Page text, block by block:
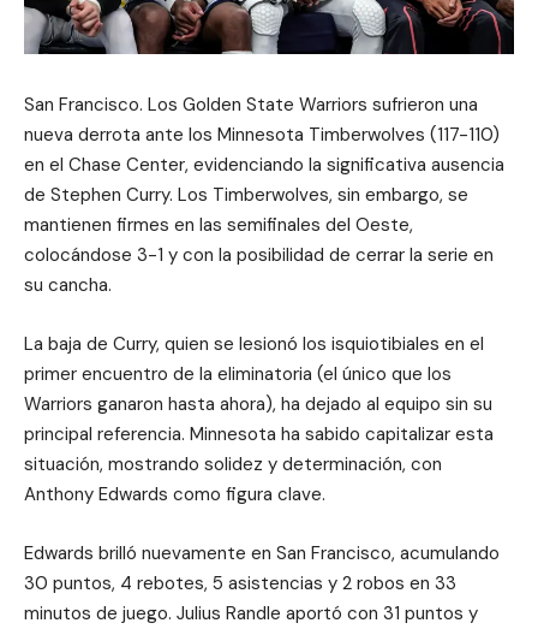
San Francisco. Los Golden State Warriors sufrieron una
nueva derrota ante los Minnesota Timberwolves (117-110)
en el Chase Center, evidenciando la significativa ausencia
de Stephen Curry. Los Timberwolves, sin embargo, se
mantienen firmes en las semifinales del Oeste,
colocándose 3-1 y con la posibilidad de cerrar la serie en
su cancha.
La baja de Curry, quien se lesionó los isquiotibiales en el
primer encuentro de la eliminatoria (el único que los
Warriors ganaron hasta ahora), ha dejado al equipo sin su
principal referencia. Minnesota ha sabido capitalizar esta
situación, mostrando solidez y determinación, con
Anthony Edwards como figura clave.
Edwards brilló nuevamente en San Francisco, acumulando
30 puntos, 4 rebotes, 5 asistencias y 2 robos en 33
minutos de juego. Julius Randle aportó con 31 puntos y